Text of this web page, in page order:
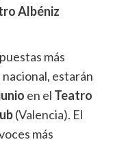
Albéniz
más
estarán
en el Teatro
(Valencia). El
más